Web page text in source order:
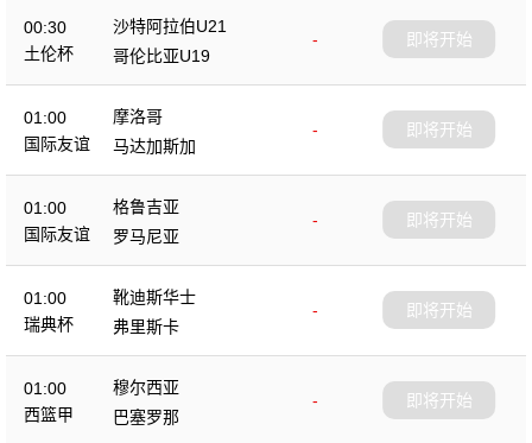
00:30
土伦杯
沙特阿拉伯U21
-
哥伦比亚U19
即将开始
01:00
国际友谊
摩洛哥
-
马达加斯加
即将开始
01:00
国际友谊
格鲁吉亚
-
罗马尼亚
即将开始
01:00
瑞典杯
靴迪斯华士
-
弗里斯卡
即将开始
01:00
西篮甲
穆尔西亚
-
巴塞罗那
即将开始